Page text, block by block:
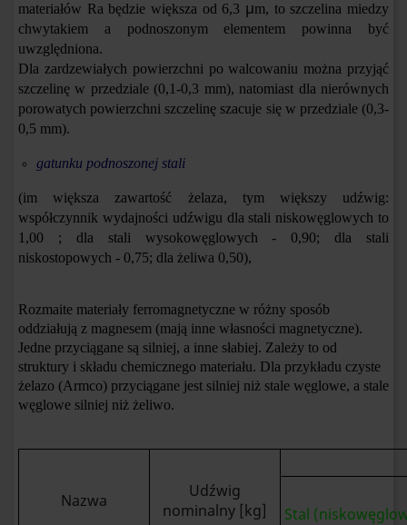
materiałów Ra będzie większa od 6,3 μm, to szczelina miedzy
chwytakiem a podnoszonym elementem powinna być
uwzględniona.
Dla zardzewiałych powierzchni po walcowaniu można przyjąć
szczelinę w przedziale (0,1-0,3 mm), natomiast dla nierównych
porowatych powierzchni szczelinę szacuje się w przedziale (0,3-
0,5 mm).
gatunku podnoszonej stali
(im większa zawartość żelaza, tym większy udźwig:
współczynnik wydajności udźwigu dla stali niskowęglowych to
1,00 ; dla stali wysokowęglowych - 0,90; dla stali
niskostopowych - 0,75; dla żeliwa 0,50),
Rozmaite materiały ferromagnetyczne w różny sposób
oddziałują z magnesem (mają inne własności magnetyczne).
Jedne przyciągane są silniej, a inne słabiej. Zależy to od
struktury i składu chemicznego materiału. Dla przykładu czyste
żelazo (Armco) przyciągane jest silniej niż stale węglowe, a stale
węglowe silniej niż żeliwo.
Nazwa
Udźwig
nominalny [kg]
Stal